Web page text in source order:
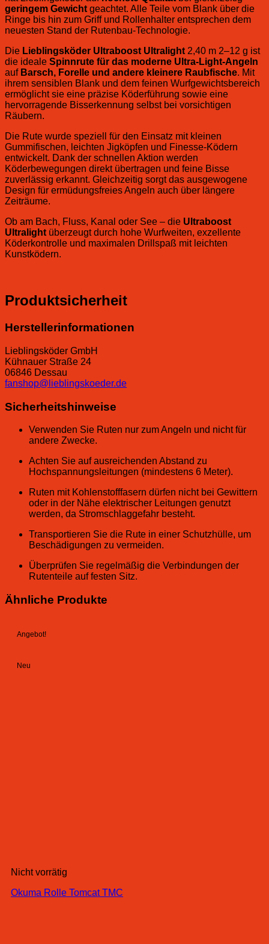
geringem Gewicht geachtet. Alle Teile vom Blank über die
Ringe bis hin zum Griff und Rollenhalter entsprechen dem
neuesten Stand der Rutenbau-Technologie.
Die Lieblingsköder Ultraboost Ultralight 2,40 m 2–12 g ist
die ideale Spinnrute für das moderne Ultra-Light-Angeln
auf Barsch, Forelle und andere kleinere Raubfische. Mit
ihrem sensiblen Blank und dem feinen Wurfgewichtsbereich
ermöglicht sie eine präzise Köderführung sowie eine
hervorragende Bisserkennung selbst bei vorsichtigen
Räubern.
Die Rute wurde speziell für den Einsatz mit kleinen
Gummifischen, leichten Jigköpfen und Finesse-Ködern
entwickelt. Dank der schnellen Aktion werden
Köderbewegungen direkt übertragen und feine Bisse
zuverlässig erkannt. Gleichzeitig sorgt das ausgewogene
Design für ermüdungsfreies Angeln auch über längere
Zeiträume.
Ob am Bach, Fluss, Kanal oder See – die Ultraboost
Ultralight überzeugt durch hohe Wurfweiten, exzellente
Köderkontrolle und maximalen Drillspaß mit leichten
Kunstködern.
Produktsicherheit
Herstellerinformationen
Lieblingsköder GmbH
Kühnauer Straße 24
06846 Dessau
fanshop@lieblingskoeder.de
Sicherheitshinweise
Verwenden Sie Ruten nur zum Angeln und nicht für
andere Zwecke.
Achten Sie auf ausreichenden Abstand zu
Hochspannungsleitungen (mindestens 6 Meter).
Ruten mit Kohlenstofffasern dürfen nicht bei Gewittern
oder in der Nähe elektrischer Leitungen genutzt
werden, da Stromschlaggefahr besteht.
Transportieren Sie die Rute in einer Schutzhülle, um
Beschädigungen zu vermeiden.
Überprüfen Sie regelmäßig die Verbindungen der
Rutenteile auf festen Sitz.
Ähnliche Produkte
Angebot!
Neu
Nicht vorrätig
Okuma Rolle Tomcat TMC